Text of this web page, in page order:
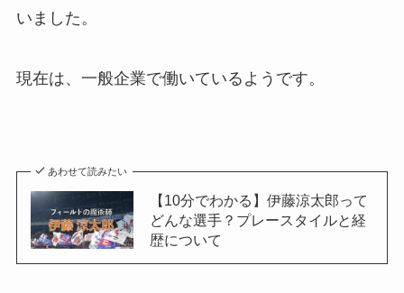
いました。
現在は、一般企業で働いているようです。
あわせて読みたい
【10分でわかる】伊藤涼太郎って
どんな選手？プレースタイルと経
歴について